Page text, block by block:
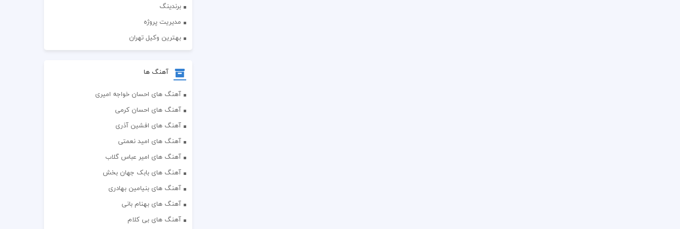
برندینگ
مدیریت پروژه
بهترین وکیل تهران
آهنگ ها
آهنگ های احسان خواجه امیری
آهنگ های احسان کرمی
آهنگ های افشین آذری
آهنگ های امید نعمتی
آهنگ های امیر عباس گلاب
آهنگ های بابک جهان بخش
آهنگ های بنیامین بهادری
آهنگ های بهنام بانی
آهنگ های بی کلام